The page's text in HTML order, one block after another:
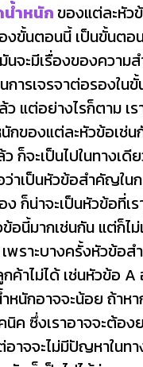
ำหนักของแต่ละหัว
งขั้นตอนนี้ เป็นขั้นตอ
นจะมีเรื่องของควา
การเจรจาต่อรองใน
ว แต่อย่างไรก็ตาม เ
กของแต่ละหัวข้อเช่น
ก็จะเป็นไปในทางเดี
าเป็นหัวข้อสำคัญใน
ก็น่าจะเป็นหัวข้อที่เร
อนี้มากเช่นกัน แต่ก็ไม่
เพราะบางครั้งหัวข้อ
กค้าไม่ได้ เช่นหัวข้อ A
หนักอาจจะน้อย ถ้าหา
นิค ซึ่งเราอาจจะต้อง
าจจะไม่มีปัญหาในท